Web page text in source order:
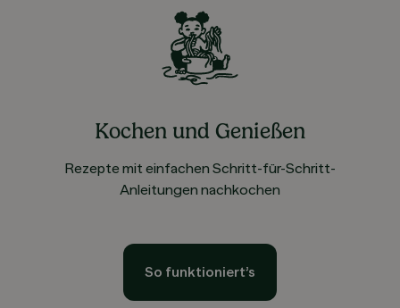
Kochen und Genießen
Rezepte mit einfachen Schritt-für-Schritt-
Anleitungen nachkochen
So funktioniert’s